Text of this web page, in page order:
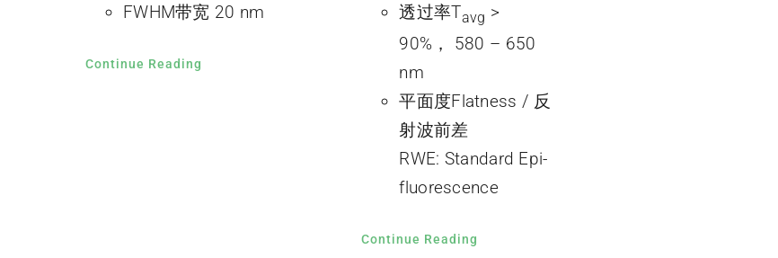
FWHM带宽 20 nm
Continue Reading
透过率Tavg >
90%， 580 – 650
nm
平面度Flatness / 反
射波前差
RWE: Standard Epi-
fluorescence
Continue Reading